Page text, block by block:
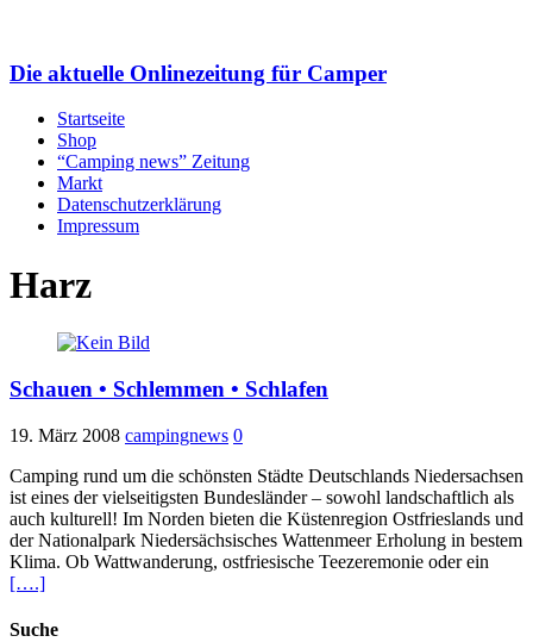
Die aktuelle Onlinezeitung für Camper
Startseite
Shop
“Camping news” Zeitung
Markt
Datenschutzerklärung
Impressum
Harz
Schauen • Schlemmen • Schlafen
19. März 2008 campingnews 0
Camping rund um die schönsten Städte Deutschlands Niedersachsen
ist eines der vielseitigsten Bundesländer – sowohl landschaftlich als
auch kulturell! Im Norden bieten die Küstenregion Ostfrieslands und
der Nationalpark Niedersächsisches Wattenmeer Erholung in bestem
Klima. Ob Wattwanderung, ostfriesische Teezeremonie oder ein
[….]
Suche